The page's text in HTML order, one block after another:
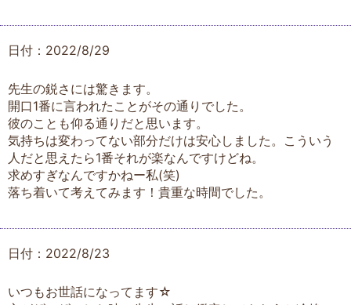
日付：2022/8/29
先生の鋭さには驚きます。
開口1番に言われたことがその通りでした。
彼のことも仰る通りだと思います。
気持ちは変わってない部分だけは安心しました。こういう
人だと思えたら1番それが楽なんですけどね。
求めすぎなんですかねー私(笑)
落ち着いて考えてみます！貴重な時間でした。
日付：2022/8/23
いつもお世話になってます☆